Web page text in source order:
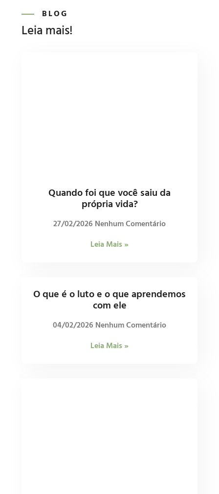
BLOG
Leia mais!
Quando foi que você saiu da
própria vida?
27/02/2026 Nenhum Comentário
Leia Mais »
O que é o luto e o que aprendemos
com ele
04/02/2026 Nenhum Comentário
Leia Mais »